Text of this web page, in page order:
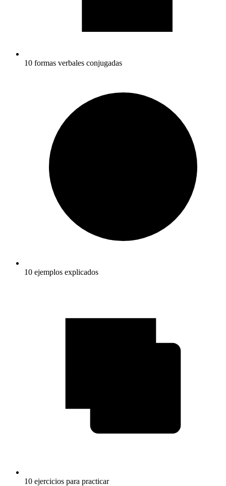
10 formas verbales conjugadas
10 ejemplos explicados
10 ejercicios para practicar